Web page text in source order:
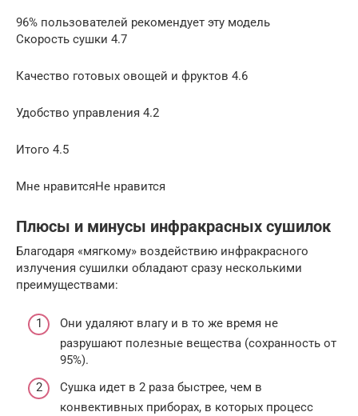
96% пользователей рекомендует эту модель
Скорость сушки 4.7
Качество готовых овощей и фруктов 4.6
Удобство управления 4.2
Итого 4.5
Мне нравитсяНе нравится
Плюсы и минусы инфракрасных сушилок
Благодаря «мягкому» воздействию инфракрасного
излучения сушилки обладают сразу несколькими
преимуществами:
Они удаляют влагу и в то же время не
разрушают полезные вещества (сохранность от
95%).
Сушка идет в 2 раза быстрее, чем в
конвективных приборах, в которых процесс